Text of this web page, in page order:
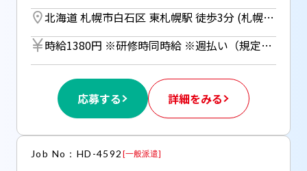
北海道 札幌市白石区 東札幌駅 徒歩3分 (札幌市営東西線)
時給1380円 ※研修時同時給 ※週払い（規定あり）利用OK！（但し、週払い制度は初回2ヵ月間のみ、3ヵ月目以降は月払い制になります。利用についてはご本人様からお仕事紹介時に申請があった場合のみとなります。）
応募する 詳細をみる
Job No：HD-4592 [一般派遣]